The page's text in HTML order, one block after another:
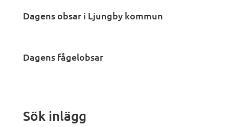
Dagens obsar i Ljungby kommun
Dagens fågelobsar
Sök inlägg